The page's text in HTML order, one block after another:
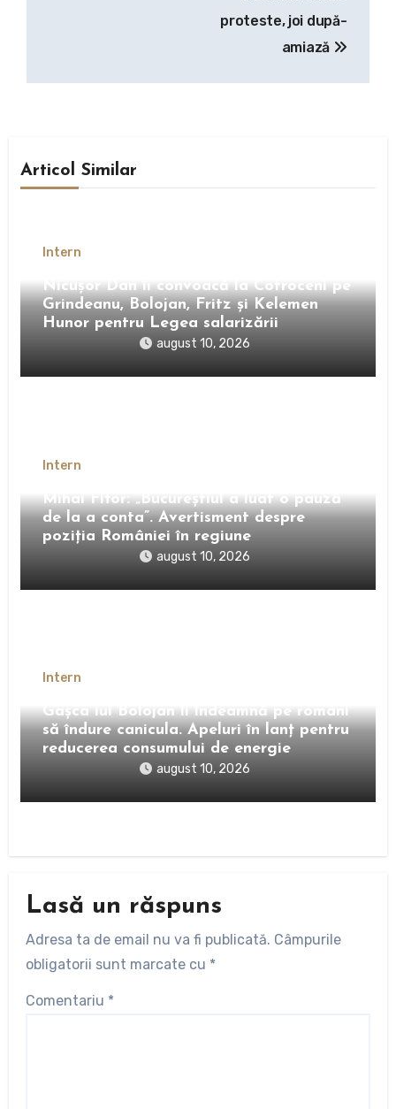
proteste, joi după-
amiază
Articol Similar
Intern
Nicușor Dan îi convoacă la Cotroceni pe
Grindeanu, Bolojan, Fritz și Kelemen
Hunor pentru Legea salarizării
august 10, 2026
Intern
Mihai Fifor: „Bucureștiul a luat o pauză
de la a conta”. Avertisment despre
poziția României în regiune
august 10, 2026
Intern
Gașca lui Bolojan îi îndeamnă pe români
să îndure canicula. Apeluri în lanț pentru
reducerea consumului de energie
august 10, 2026
Lasă un răspuns
Adresa ta de email nu va fi publicată. Câmpurile
obligatorii sunt marcate cu *
Comentariu *